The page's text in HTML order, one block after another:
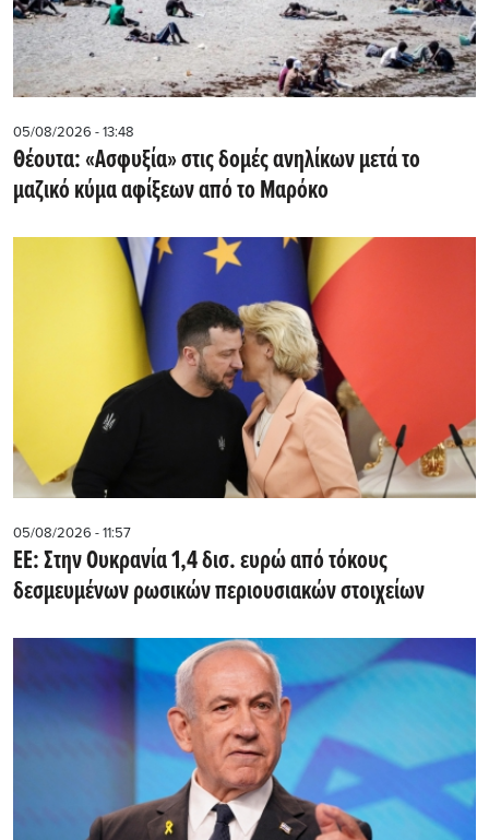
05/08/2026 - 13:48
Θέουτα: «Ασφυξία» στις δομές ανηλίκων μετά το
μαζικό κύμα αφίξεων από το Μαρόκο
05/08/2026 - 11:57
ΕΕ: Στην Ουκρανία 1,4 δισ. ευρώ από τόκους
δεσμευμένων ρωσικών περιουσιακών στοιχείων